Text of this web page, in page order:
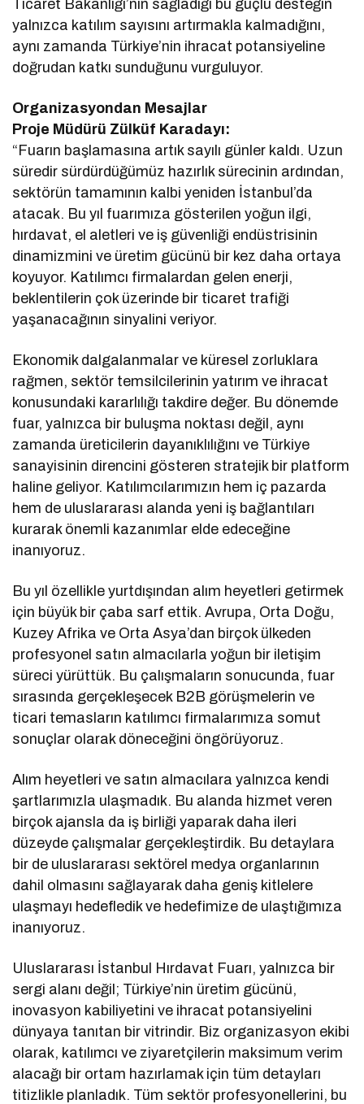
Ticaret Bakanlığı’nın sağladığı bu güçlü desteğin
yalnızca katılım sayısını artırmakla kalmadığını,
aynı zamanda Türkiye’nin ihracat potansiyeline
doğrudan katkı sunduğunu vurguluyor.
Organizasyondan Mesajlar
Proje Müdürü Zülküf Karadayı:
“Fuarın başlamasına artık sayılı günler kaldı. Uzun
süredir sürdürdüğümüz hazırlık sürecinin ardından,
sektörün tamamının kalbi yeniden İstanbul’da
atacak. Bu yıl fuarımıza gösterilen yoğun ilgi,
hırdavat, el aletleri ve iş güvenliği endüstrisinin
dinamizmini ve üretim gücünü bir kez daha ortaya
koyuyor. Katılımcı firmalardan gelen enerji,
beklentilerin çok üzerinde bir ticaret trafiği
yaşanacağının sinyalini veriyor.
Ekonomik dalgalanmalar ve küresel zorluklara
rağmen, sektör temsilcilerinin yatırım ve ihracat
konusundaki kararlılığı takdire değer. Bu dönemde
fuar, yalnızca bir buluşma noktası değil, aynı
zamanda üreticilerin dayanıklılığını ve Türkiye
sanayisinin direncini gösteren stratejik bir platform
haline geliyor. Katılımcılarımızın hem iç pazarda
hem de uluslararası alanda yeni iş bağlantıları
kurarak önemli kazanımlar elde edeceğine
inanıyoruz.
Bu yıl özellikle yurtdışından alım heyetleri getirmek
için büyük bir çaba sarf ettik. Avrupa, Orta Doğu,
Kuzey Afrika ve Orta Asya’dan birçok ülkeden
profesyonel satın almacılarla yoğun bir iletişim
süreci yürüttük. Bu çalışmaların sonucunda, fuar
sırasında gerçekleşecek B2B görüşmelerin ve
ticari temasların katılımcı firmalarımıza somut
sonuçlar olarak döneceğini öngörüyoruz.
Alım heyetleri ve satın almacılara yalnızca kendi
şartlarımızla ulaşmadık. Bu alanda hizmet veren
birçok ajansla da iş birliği yaparak daha ileri
düzeyde çalışmalar gerçekleştirdik. Bu detaylara
bir de uluslararası sektörel medya organlarının
dahil olmasını sağlayarak daha geniş kitlelere
ulaşmayı hedefledik ve hedefimize de ulaştığımıza
inanıyoruz.
Uluslararası İstanbul Hırdavat Fuarı, yalnızca bir
sergi alanı değil; Türkiye’nin üretim gücünü,
inovasyon kabiliyetini ve ihracat potansiyelini
dünyaya tanıtan bir vitrindir. Biz organizasyon ekibi
olarak, katılımcı ve ziyaretçilerin maksimum verim
alacağı bir ortam hazırlamak için tüm detayları
titizlikle planladık. Tüm sektör profesyonellerini, bu